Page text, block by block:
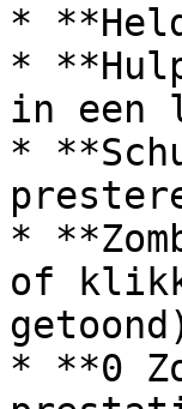
*
*
in een
*
*
of
* **0